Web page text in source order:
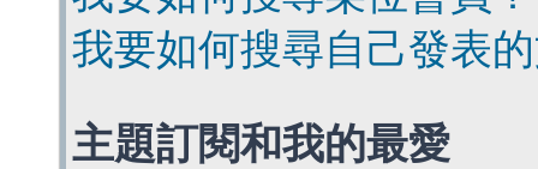
我要如何搜尋自己發表
主題訂閱和我的最愛